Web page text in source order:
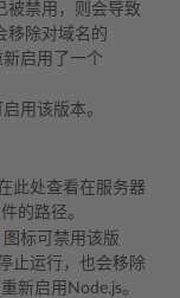
被禁用，则会导致
移除对域名的
启用了一个
用该版本。
此处查看在服务器
的路径。
图标可禁用该版
止运行，也会移除
新启用Node.js。